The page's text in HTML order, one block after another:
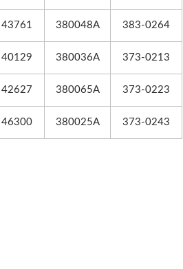
43761 380048A 383-0264
40129 380036A 373-0213
42627 380065A 373-0223
46300 380025A 373-0243